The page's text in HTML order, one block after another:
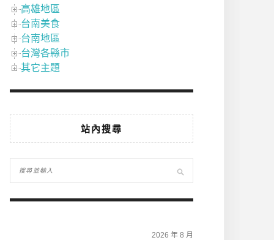
高雄地區
台南美食
台南地區
台灣各縣市
其它主題
站內搜尋
2026 年 8 月